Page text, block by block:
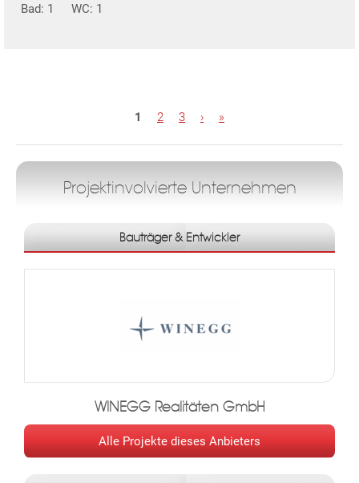
Bad: 1 WC: 1
i
t
1 2 3 › »
Projektinvolvierte Unternehmen
Bauträger & Entwickler
WINEGG Realitäten GmbH
Alle Projekte dieses Anbieters